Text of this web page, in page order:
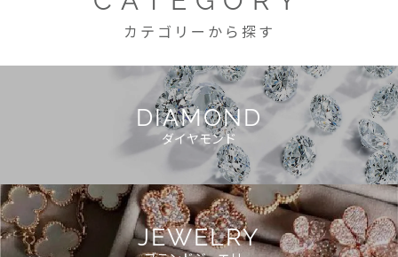
カテゴリーから探す
DIAMOND
ダイヤモンド
JEWELRY